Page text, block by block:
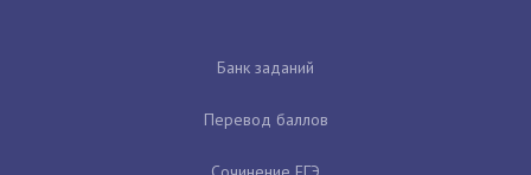
Банк заданий
Перевод баллов